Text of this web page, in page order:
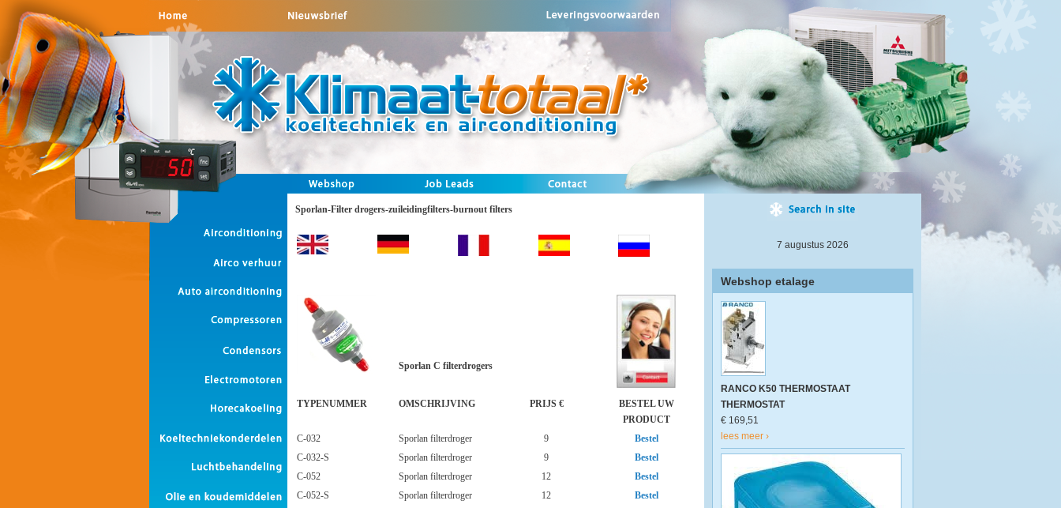
Sporlan-Filter drogers-zuileidingfilters-burnout filters
Sporlan C filterdrogers
TYPENUMMER OMSCHRIJVING PRIJS €
BESTEL UW
PRODUCT
C-032
Sporlan filterdroger 9
Bestel
C-032-S
Sporlan filterdroger 9
Bestel
C-052
Sporlan filterdroger 12
Bestel
C-052-S
Sporlan filterdroger 12
Bestel
7 augustus 2026
Webshop etalage
RANCO K50 THERMOSTAAT
THERMOSTAT
€ 169,51
lees meer ›